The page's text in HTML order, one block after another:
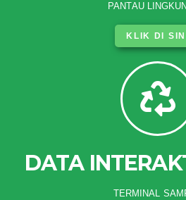
PANTAU
KLIK DI SINI
DATA
TERMINAL